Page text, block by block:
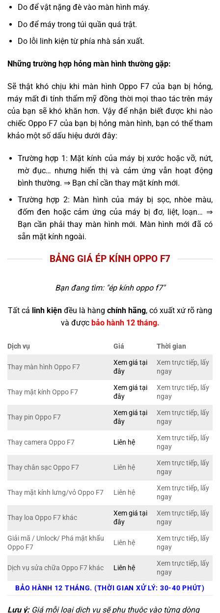
Do để vật nặng đè vào màn hình máy.
Do để máy trong túi quần quá trật.
Do lỗi linh kiện từ phía nhà sản xuất.
Những trường hợp hỏng màn hình thường gặp:
Sẽ thật khó chịu khi màn hình Oppo F7 của bạn bị hỏng,
máy mất đi tính thẩm mỹ đồng thời mọi thao tác trên máy
của bạn sẽ khó khăn hơn. Vậy để nhận biết được khi nào
chiếc Oppo F7 của bạn bị hỏng màn hình, bạn có thể tham
khảo một số dấu hiệu dưới đây:
Trường hợp 1: Mặt kính của máy bị xước hoặc vỡ, nứt,
mờ đục… nhưng hiển thị và cảm ứng vẫn hoạt động
bình thường. ⇒ Bạn chỉ cần thay mặt kính mới.
Trường hợp 2: Màn hình của máy bị sọc, nhòe màu,
đốm đen hoặc cảm ứng của máy bị đơ, liệt, loạn… ⇒
Bạn cần phải thay màn hình mới. Màn hình mới đã có
sẵn mặt kính ngoài.
BẢNG GIÁ ÉP KÍNH OPPO F7
Bạn đang tìm: "ép kính oppo f7"
Tất cả linh kiện đều là hàng chính hãng, có xuất xứ rõ ràng
và được bảo hành 12 tháng.
Dịch vụ Giá Thời gian
Thay màn hình Oppo F7
Xem giá tại
đây
Xem trực tiếp, lấy
ngay
Thay mặt kính Oppo F7
Xem giá tại
đây
Xem trực tiếp, lấy
ngay
Thay pin Oppo F7
Xem giá tại
đây
Xem trực tiếp, lấy
ngay
Thay camera Oppo F7 Liên hệ
Xem trực tiếp, lấy
ngay
Thay chân sạc Oppo F7 Liên hệ
Xem trực tiếp, lấy
ngay
Thay mặt kính lưng/vỏ Oppo F7 Liên hệ
Xem trực tiếp, lấy
ngay
Thay loa Oppo F7 khác
Xem giá tại
đây
Xem trực tiếp, lấy
ngay
Giải mã / Unlock/ Phá mật khẩu
Oppo F7
Liên hệ
Xem trực tiếp, lấy
ngay
Dịch vụ sửa chữa Oppo F7 khác Liên hệ
Xem trực tiếp, lấy
ngay
BẢO HÀNH 12 THÁNG. (THỜI GIAN XỬ LÝ: 30-40 PHÚT)
Lưu ý:Giá mỗi loại dịch vụ sẽ phụ thuộc vào từng dòng